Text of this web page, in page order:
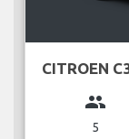
CITROEN
group
5